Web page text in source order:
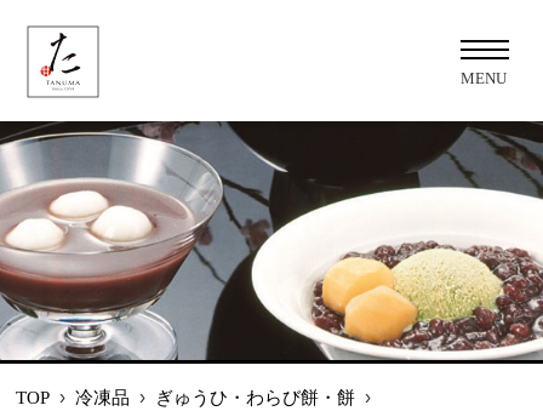
MENU
TOP ›冷凍品 › ぎゅうひ・わらび餅・餅 ›